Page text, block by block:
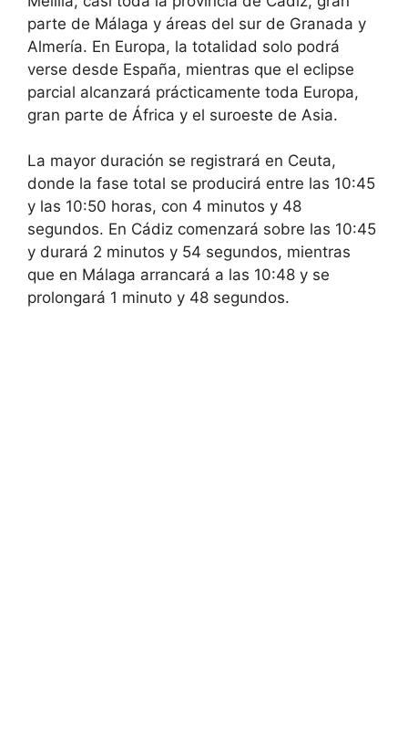
parte de Málaga y áreas del sur de Granada y
Almería. En Europa, la totalidad solo podrá
verse desde España, mientras que el eclipse
parcial alcanzará prácticamente toda Europa,
gran parte de África y el suroeste de Asia.
La mayor duración se registrará en Ceuta,
donde la fase total se producirá entre las 10:45
y las 10:50 horas, con 4 minutos y 48
segundos. En Cádiz comenzará sobre las 10:45
y durará 2 minutos y 54 segundos, mientras
que en Málaga arrancará a las 10:48 y se
prolongará 1 minuto y 48 segundos.